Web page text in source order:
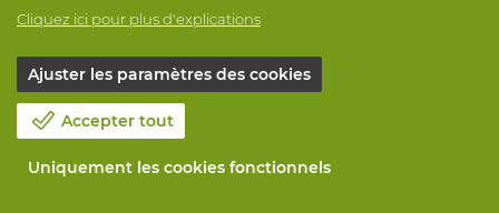
Cliquez ici pour plus d'explications
Ajuster les paramètres des cookies
Accepter tout
Uniquement les cookies fonctionnels